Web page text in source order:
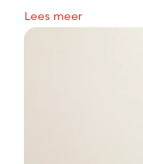
Lees meer